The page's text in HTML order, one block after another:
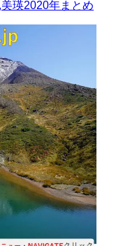
瑛2020年まとめ